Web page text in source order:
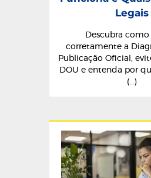
Legais
Descubra
corretamente a
Publicação Oficial,
DOU e entenda por
(...)